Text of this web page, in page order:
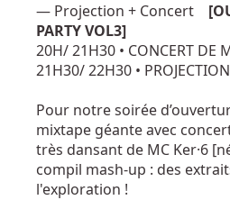
— Projection + Concert
PARTY VOL3]
20H/ 21H30 • CONCERT DE
21H30/ 22H30 •
Pour notre soirée
mixtape géante avec
très dansant de MC Ker·6
compil mash-up : des
l'exploration !